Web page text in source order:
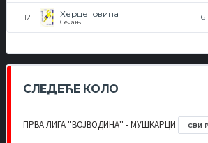
Херцеговина
Сечањ
6
СЛЕДЕЋЕ КОЛО
ПРВА ЛИГА ''ВОЈВОДИНА'' - МУШКАРЦИ СВИ